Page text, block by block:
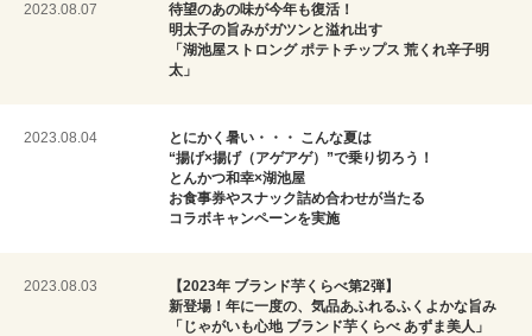
2023.08.07
待望のあの味が今年も復活！
明太子の旨みがガツンと溢れ出す
「湖池屋ストロング ポテトチップス 荒くれ辛子明
太」
2023.08.04
とにかく暑い・・・ こんな夏は
“揚げ×揚げ（アゲアゲ）”で乗り切ろう！
とんかつ和幸×湖池屋
お食事券やスナック詰め合わせが当たる
コラボキャンペーンを実施
2023.08.03
【2023年 ブランド芋くらべ第2弾】
新登場！年に一度の、気品あふれるふくよかな旨み
「じゃがいも心地 ブランド芋くらべ あずま美人」